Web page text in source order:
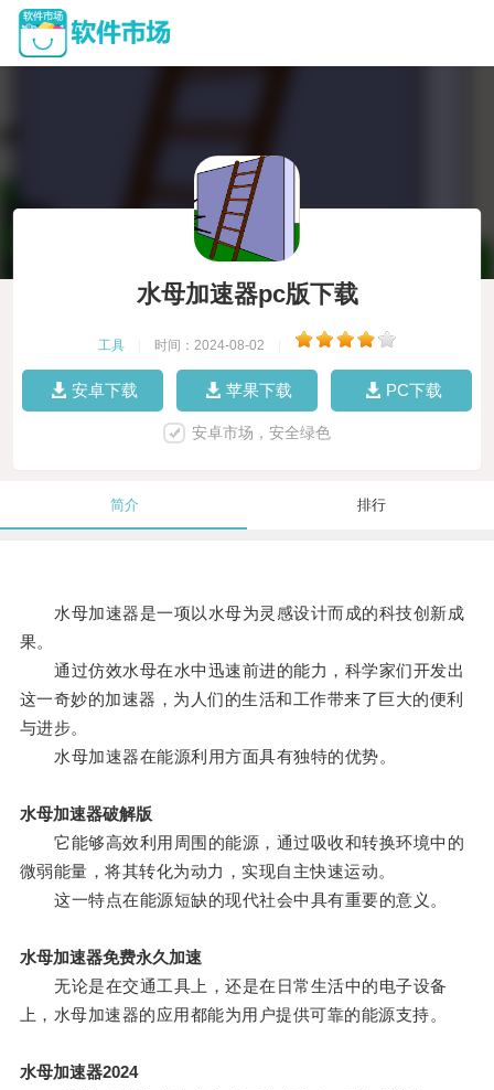
水母加速器pc版下载
工具 时间：2024-08-02
安卓下载 苹果下载 PC下载
安卓市场，安全绿色
简介 排行
水母加速器是一项以水母为灵感设计而成的科技创新成
果。
通过仿效水母在水中迅速前进的能力，科学家们开发出
这一奇妙的加速器，为人们的生活和工作带来了巨大的便利
与进步。
水母加速器在能源利用方面具有独特的优势。
水母加速器破解版
它能够高效利用周围的能源，通过吸收和转换环境中的
微弱能量，将其转化为动力，实现自主快速运动。
这一特点在能源短缺的现代社会中具有重要的意义。
水母加速器免费永久加速
无论是在交通工具上，还是在日常生活中的电子设备
上，水母加速器的应用都能为用户提供可靠的能源支持。
水母加速器2024